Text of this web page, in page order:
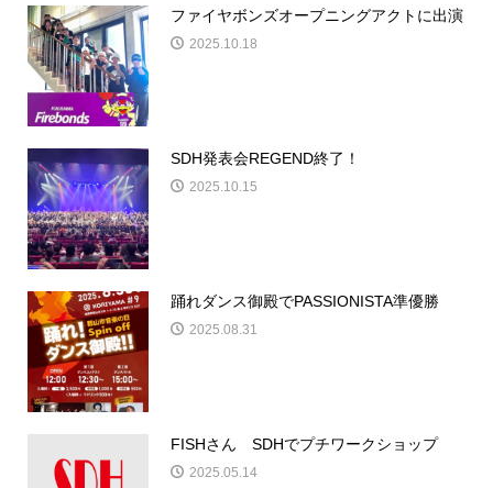
ファイヤボンズオープニングアクトに出演
2025.10.18
SDH発表会REGEND終了！
2025.10.15
踊れダンス御殿でPASSIONISTA準優勝
2025.08.31
FISHさん SDHでプチワークショップ
2025.05.14